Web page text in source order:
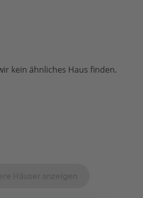
kein ähnliches Haus finden.